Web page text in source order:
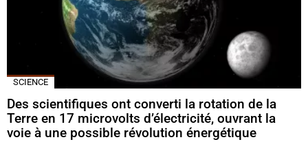
SCIENCE
Des scientifiques ont converti la rotation de la
Terre en 17 microvolts d’électricité, ouvrant la
voie à une possible révolution énergétique